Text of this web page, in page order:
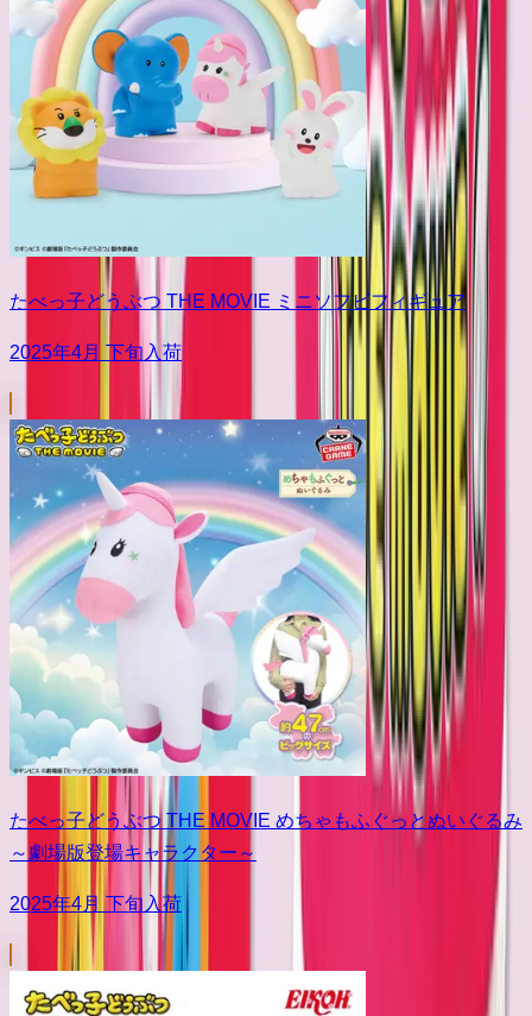
たべっ子どうぶつ THE MOVIE ミニソフビフィギュア
2025年4月 下旬入荷
たべっ子どうぶつ THE MOVIE めちゃもふぐっとぬいぐるみ
～劇場版登場キャラクター～
2025年4月 下旬入荷